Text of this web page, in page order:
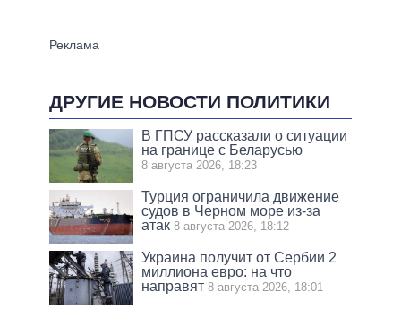
ДРУГИЕ НОВОСТИ ПОЛИТИКИ
В ГПСУ рассказали о ситуации
на границе с Беларусью
8 августа 2026, 18:23
Турция ограничила движение
судов в Черном море из-за
атак 8 августа 2026, 18:12
Украина получит от Сербии 2
миллиона евро: на что
направят 8 августа 2026, 18:01